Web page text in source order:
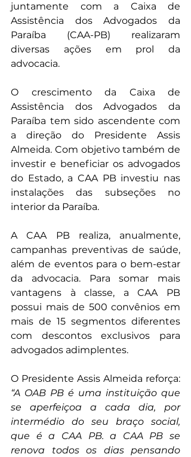
juntamente com a Caixa de
Assistência dos Advogados da
Paraíba (CAA-PB) realizaram
diversas ações em prol da
advocacia.
O crescimento da Caixa de
Assistência dos Advogados da
Paraíba tem sido ascendente com
a direção do Presidente Assis
Almeida. Com objetivo também de
investir e beneficiar os advogados
do Estado, a CAA PB investiu nas
instalações das subseções no
interior da Paraíba.
A CAA PB realiza, anualmente,
campanhas preventivas de saúde,
além de eventos para o bem-estar
da advocacia. Para somar mais
vantagens à classe, a CAA PB
possui mais de 500 convênios em
mais de 15 segmentos diferentes
com descontos exclusivos para
advogados adimplentes.
“A OAB PB é uma instituição que
se aperfeiçoa a cada dia, por
intermédio do seu braço social,
que é a CAA PB. a CAA PB se
renova todos os dias pensando